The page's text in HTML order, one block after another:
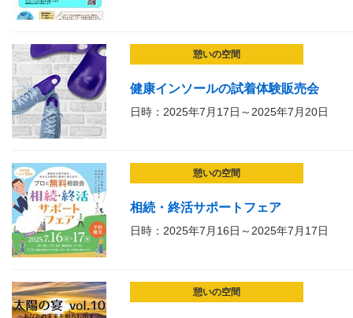
憩いの空間
健康インソールの試着体験販売会
日時：2025年7月17日～2025年7月20日
憩いの空間
相続・終活サポートフェア
日時：2025年7月16日～2025年7月17日
憩いの空間